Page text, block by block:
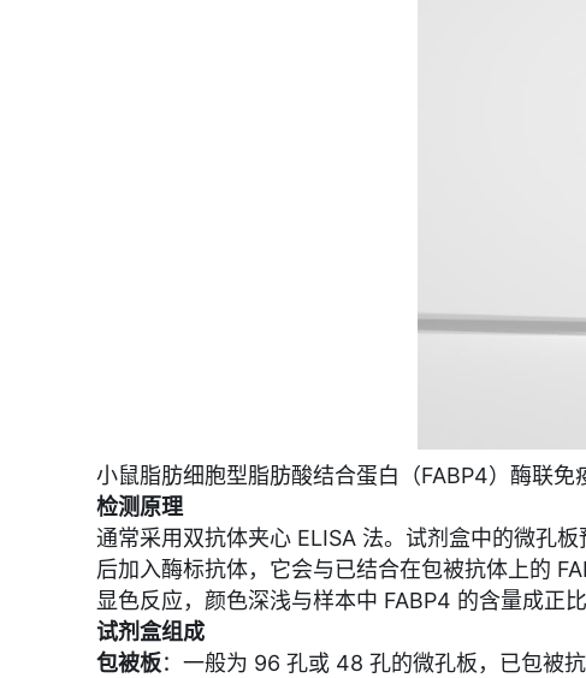
小鼠脂肪细胞型脂肪酸结合蛋白（FABP4）酶联
检测原理
通常采用双抗体夹心 ELISA 法。试剂盒中的微孔
后加入酶标抗体，它会与已结合在包被抗体上的
显色反应，颜色深浅与样本中 FABP4 的含量成正
试剂盒组成
包被板：一般为 96 孔或 48 孔的微孔板，已包被抗